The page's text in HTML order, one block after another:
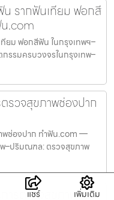
รากฟันเทียม ฟอกสี
.com
ยม ฟอกสีฟัน ในกรุงเทพฯ–
รมครบวงจรในกรุงเทพ–
รวจสุขภาพช่องปาก
พช่องปาก ทำฟัน.com —
–ปริมณฑล: ตรวจสุขภาพ
ารตรวจสุขภาพช่อง
แชร์ เพิ่มเติม